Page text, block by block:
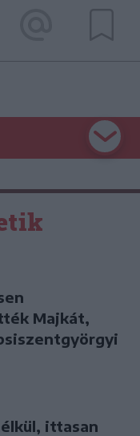
Majkát,
ittasan